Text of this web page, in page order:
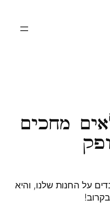
מחכים
על החנות שלנו, והיא